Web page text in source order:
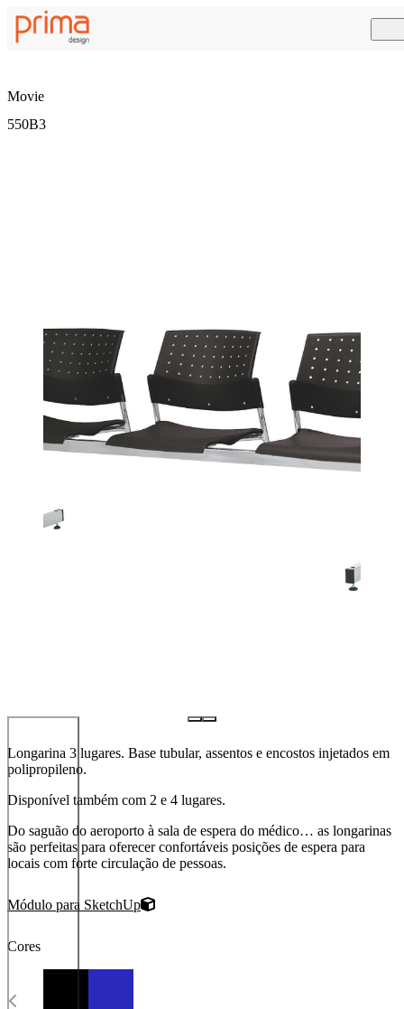
Movie
550B3
Longarina 3 lugares. Base tubular, assentos e encostos injetados em
polipropileno.
Disponível também com 2 e 4 lugares.
Do saguão do aeroporto à sala de espera do médico… as longarinas
são perfeitas para oferecer confortáveis posições de espera para
locais com forte circulação de pessoas.
Módulo para SketchUp
Cores